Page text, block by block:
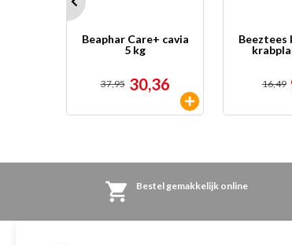
Beaphar Care+ cavia
5 kg
37,95 30,36
Beeztees
16,49
Bestel gemakkelijk online